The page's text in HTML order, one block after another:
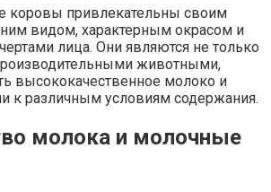
коровы привлекательны своим
видом, характерным окрасом и
лица. Они являются не только
животными,
высококачественное молоко и
к различным условиям содержания.
молока и молочные